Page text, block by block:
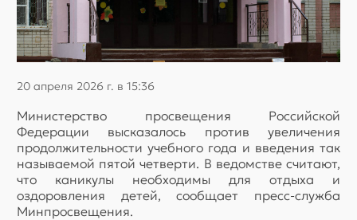
20 апреля 2026 г. в 15:36
Министерство просвещения Российской
Федерации высказалось против увеличения
продолжительности учебного года и введения так
называемой пятой четверти. В ведомстве считают,
что каникулы необходимы для отдыха и
оздоровления детей, сообщает пресс-служба
Минпросвещения.